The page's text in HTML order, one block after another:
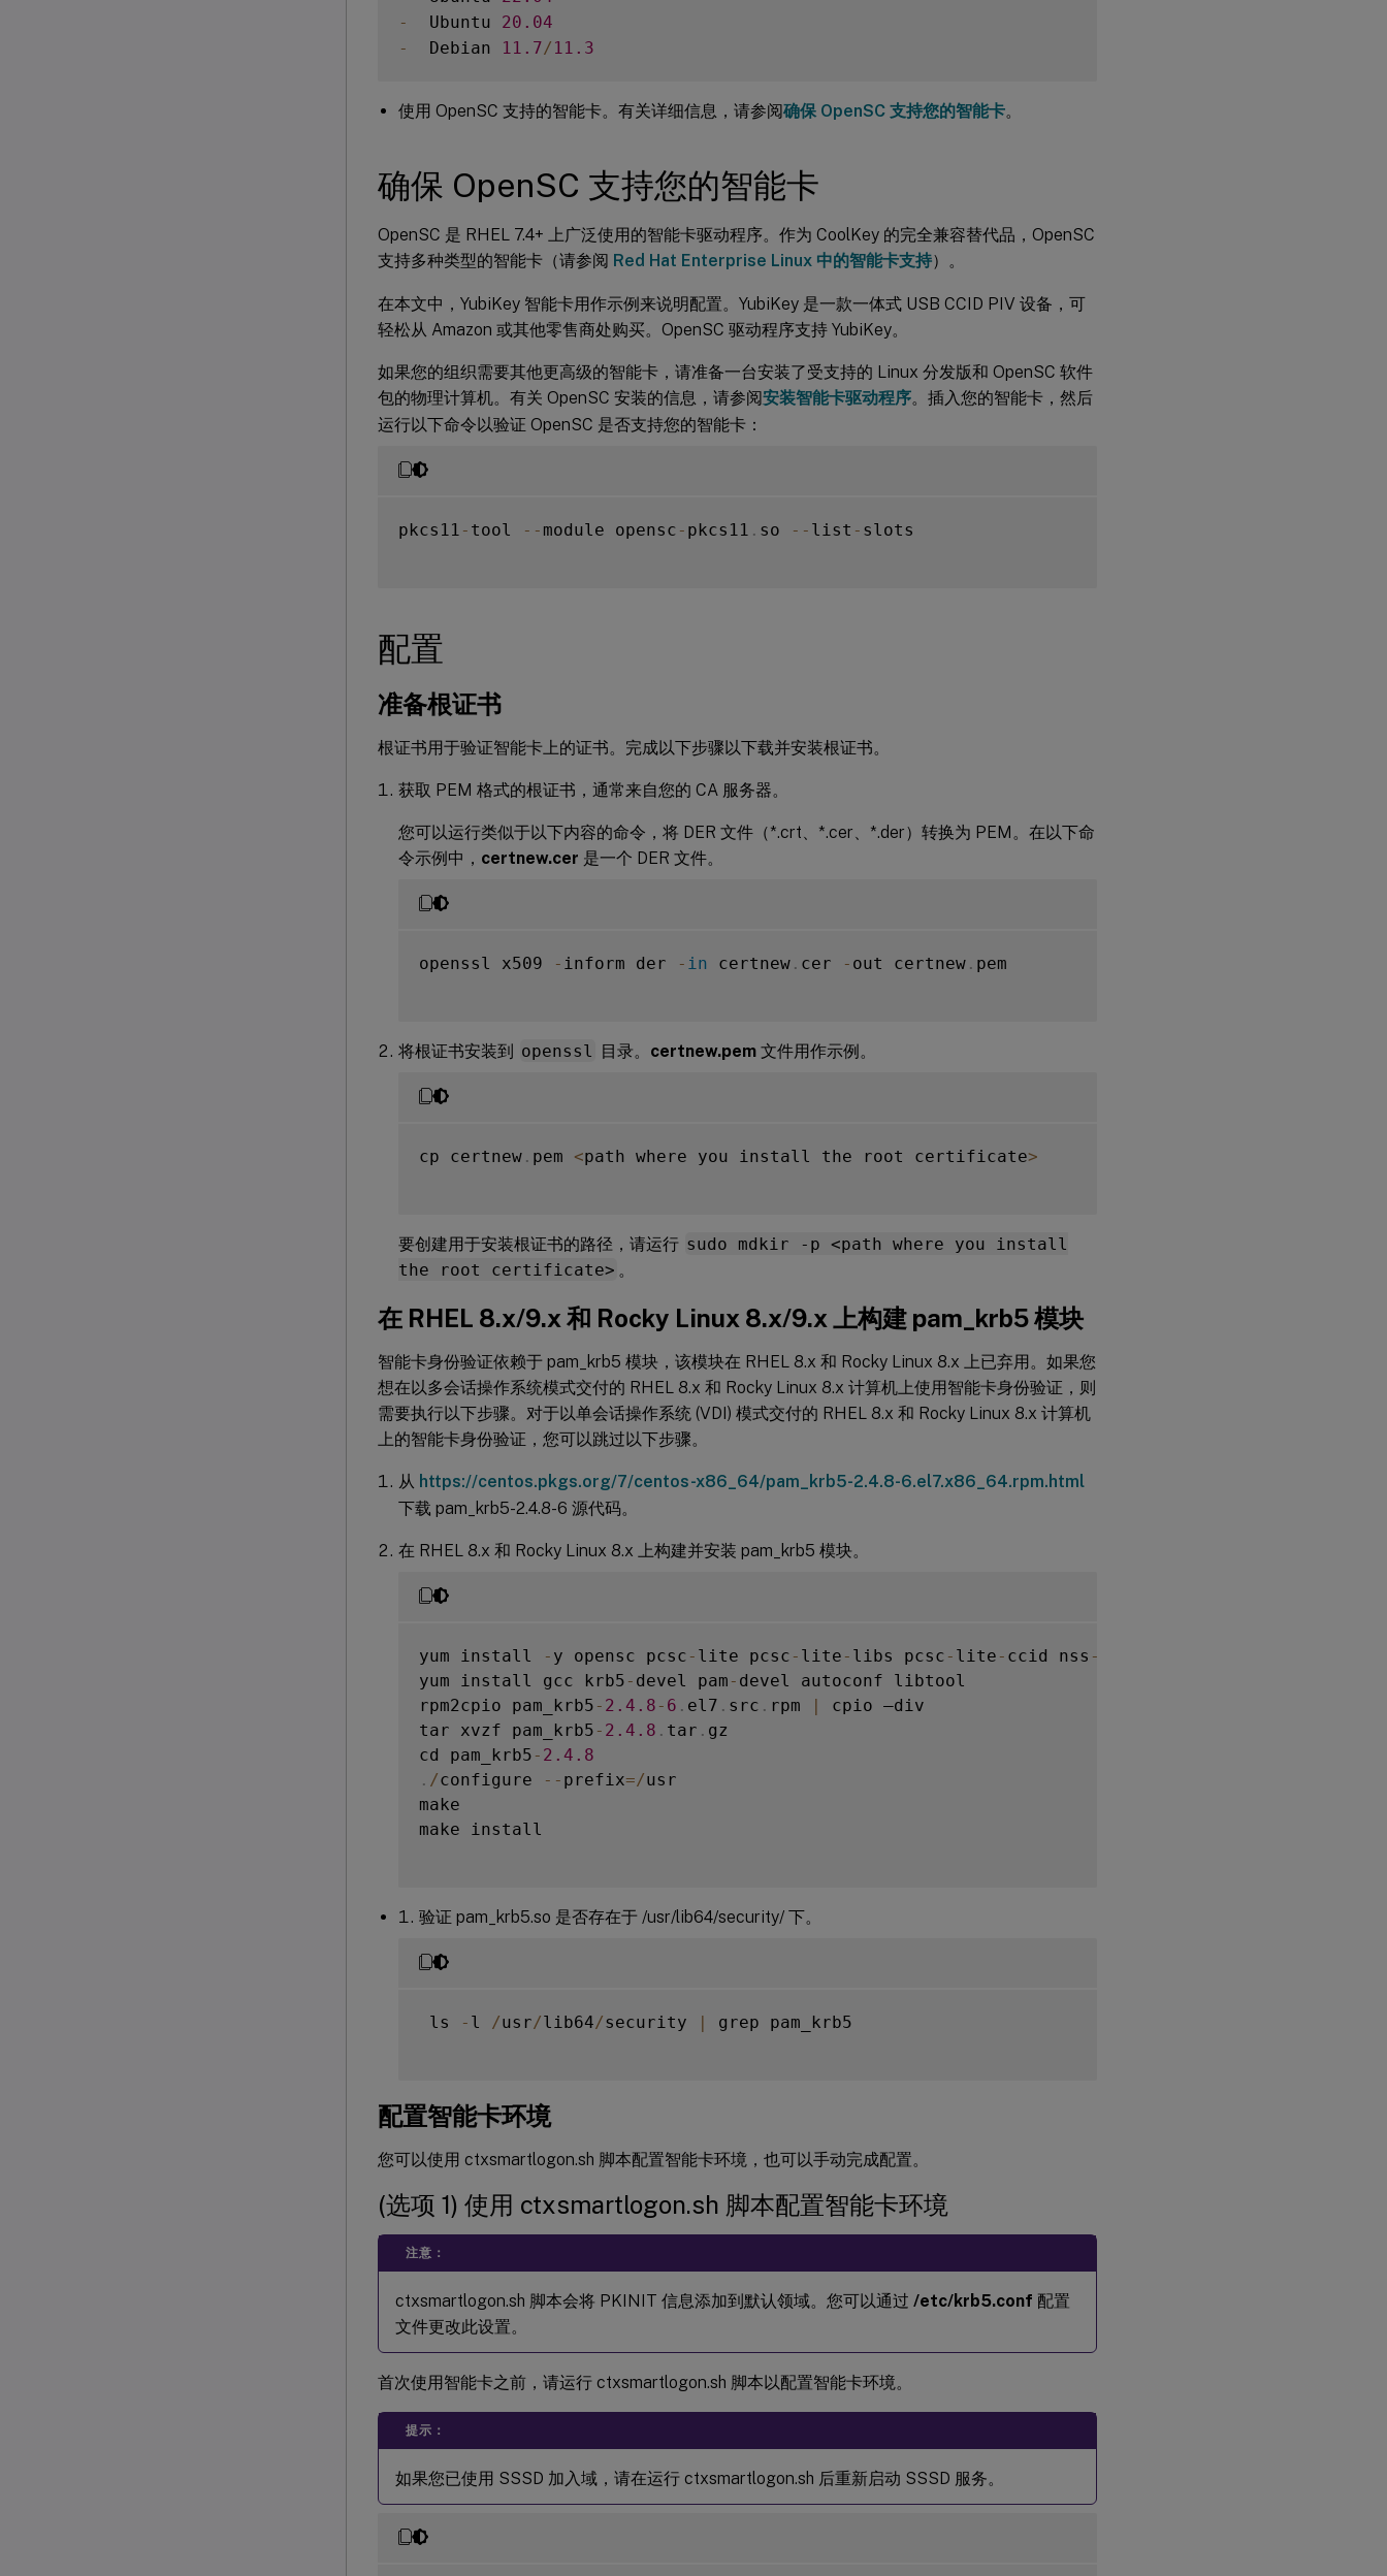
-
  Ubuntu
20.04
-
  Debian
11.7/ 11.3
安装 后，请验证您的 VDA
使用 OpenSC 支持的智能卡。有关详细信息，请参阅确保 OpenSC 支持您的智能卡。
确保 OpenSC 支持您的智能卡
OpenSC 是 RHEL 7.4+ 上广泛使用的智能卡驱动程序。作为 CoolKey 的完全兼容替代品，OpenSC
支持多种类型的智能卡（请参阅 Red Hat Enterprise Linux 中的智能卡支持）。
在本文中，YubiKey 智能卡用作示例来说明配置。YubiKey 是一款一体式 USB CCID PIV 设备，可
轻松从 Amazon 或其他零售商处购买。OpenSC 驱动程序支持 YubiKey。
如果您的组织需要其他更高级的智能卡，请准备一台安装了受支持的 Linux 分发版和 OpenSC 软件
包的物理计算机。有关 OpenSC 安装的信息，请参阅安装智能卡驱动程序。插入您的智能卡，然后
运行以下命令以验证 OpenSC 是否支持您的智能卡：
pkcs11 - tool -- module opensc - pkcs11 . so -- list - slots
配置
准备根证书
根证书用于验证智能卡上的证书。完成以下步骤以下载并安装根证书。
获取 PEM 格式的根证书，通常来自您的 CA 服务器。
您可以运行类似于以下内容的命令，将 DER 文件（*.crt、*.cer、*.der）转换为 PEM。在以下命
令示例中， certnew.cer 是一个 DER 文件。
openssl x509 - inform der - in certnew . cer - out certnew . pem
将根证书安装到 openssl 目录。 certnew.pem 文件用作示例。
cp certnew . pem <path where you install the root certificate>
要创建用于安装根证书的路径，请运行 sudo mdkir -p <path where you install
the root certificate> 。
在 RHEL 8.x/9.x 和 Rocky Linux 8.x/9.x 上构建 pam_krb5 模块
智能卡身份验证依赖于 pam_krb5 模块，该模块在 RHEL 8.x 和 Rocky Linux 8.x 上已弃用。如果您
想在以多会话操作系统模式交付的 RHEL 8.x 和 Rocky Linux 8.x 计算机上使用智能卡身份验证，则
需要执行以下步骤。对于以单会话操作系统 (VDI) 模式交付的 RHEL 8.x 和 Rocky Linux 8.x 计算机
上的智能卡身份验证，您可以跳过以下步骤。
从 https://centos.pkgs.org/7/centos-x86_64/pam_krb5-2.4.8-6.el7.x86_64.rpm.html
下载 pam_krb5-2.4.8-6 源代码。
在 RHEL 8.x 和 Rocky Linux 8.x 上构建并安装 pam_krb5 模块。
yum install - y opensc pcsc - lite pcsc - lite - libs pcsc - lite - ccid nss -
yum install gcc krb5 - devel pam - devel autoconf libtool
rpm2cpio pam_krb5 - 2.4 .8 - 6 . el7 . src . rpm |
cpio –div
tar xvzf pam_krb5 - 2.4 .8 . tar . gz
cd pam_krb5 - 2.4 .8
. /configure -- prefix=/usr
make
make install
验证 pam_krb5.so 是否存在于 /usr/lib64/security/ 下。
ls - l /usr/lib64/security | grep pam_krb5
配置智能卡环境
您可以使用 ctxsmartlogon.sh 脚本配置智能卡环境，也可以手动完成配置。
(选项 1) 使用 ctxsmartlogon.sh 脚本配置智能卡环境
注意：
ctxsmartlogon.sh 脚本会将 PKINIT 信息添加到默认领域。您可以通过 /etc/krb5.conf 配置
文件更改此设置。
首次使用智能卡之前，请运行 ctxsmartlogon.sh 脚本以配置智能卡环境。
提示：
如果您已使用 SSSD 加入域，请在运行 ctxsmartlogon.sh 后重新启动 SSSD 服务。